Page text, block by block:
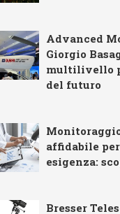
Advanced
Giorgio
multilivello
del futuro
affidabile
esigenza:
Bresser